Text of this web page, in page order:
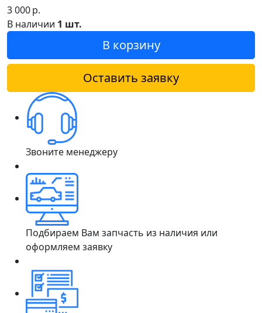
3 000р.
В наличии 1 шт.
В корзину
Оставить заявку
Звоните менеджеру
Подбираем Вам запчасть из наличия или
оформляем заявку